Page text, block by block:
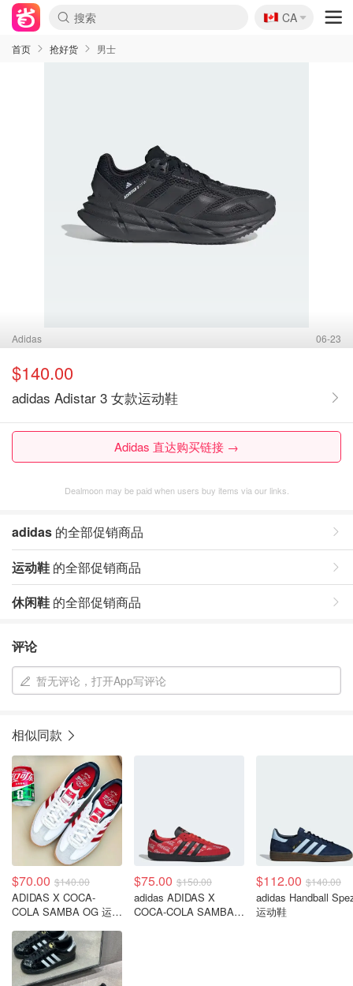
🇨🇦
CA
首页 抢好货 男士
Adidas 06-23
$140.00
adidas Adistar 3 女款运动鞋
Adidas 直达购买链接 →
Dealmoon may be paid when users buy items via our links.
adidas 的全部促销商品
运动鞋 的全部促销商品
休闲鞋 的全部促销商品
评论
暂无评论，打开App写评论
相似同款
$70.00 $140.00
ADIDAS X COCA-
COLA SAMBA OG 运动
$75.00 $150.00
adidas ADIDAS X
COCA-COLA SAMBA
$112.00 $140.00
adidas Handball
运动鞋